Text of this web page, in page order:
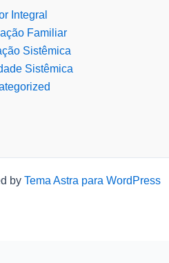
Integral
Familiar
Sistêmica
Sistêmica
by Tema Astra para WordPress